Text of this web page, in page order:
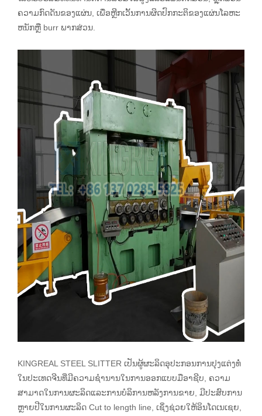
ຄວາມກົດດັນຂອງແຜ່ນ, ເພື່ອຫຼີກເວັ້ນການຜິດປົກກະຕິຂອງແຜ່ນໂລຫະ
ຫນັກຫຼື burr ພາກສ່ວນ.
KINGREAL STEEL SLITTER ເປັນຜູ້ຜະລິດອຸປະກອນການປຸງແຕ່ງທໍ່
ໃນປະເທດຈີນທີ່ມີຄວາມຊໍານານໃນການອອກແບບມືອາຊີບ, ຄວາມ
ສາມາດໃນການຜະລິດແລະການບໍລິການຫລັງການຂາຍ, ມີປະສົບການ
ຫຼາຍປີໃນການຜະລິດ Cut to length line, ເຊິ່ງຊ່ວຍໃຫ້ອິນໂດເນເຊຍ,